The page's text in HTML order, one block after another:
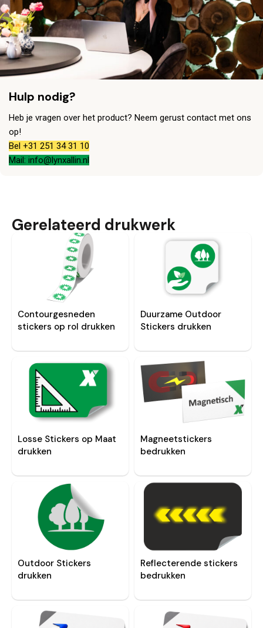
Hulp nodig?
Heb je vragen over het product? Neem gerust contact met ons
op!
Bel +31 251 34 31 10
Mail: info@lynxallin.nl
Gerelateerd drukwerk
Contourgesneden
stickers op rol drukken
Duurzame Outdoor
Stickers drukken
Losse Stickers op Maat
drukken
Magneetstickers
bedrukken
Outdoor Stickers
drukken
Reflecterende stickers
bedrukken